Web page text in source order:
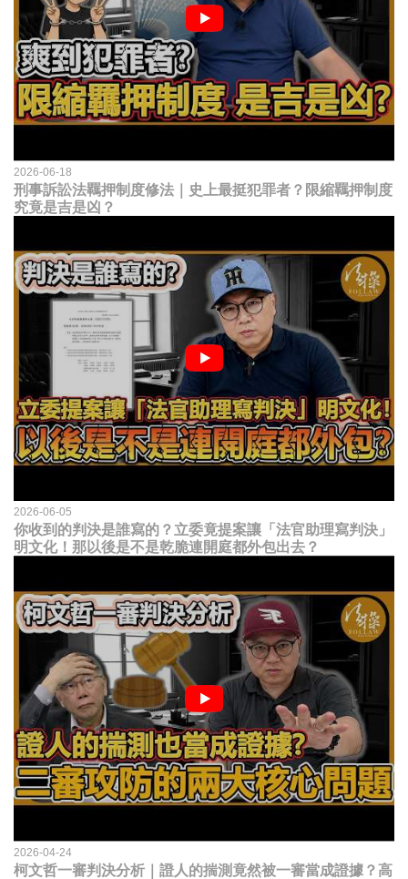
2026-06-18
刑事訴訟法羈押制度修法｜史上最挺犯罪者？限縮羈押制度
究竟是吉是凶？
2026-06-05
你收到的判決是誰寫的？立委竟提案讓「法官助理寫判決」
明文化！那以後是不是乾脆連開庭都外包出去？
2026-04-24
柯文哲一審判決分析｜證人的揣測竟然被一審當成證據？高